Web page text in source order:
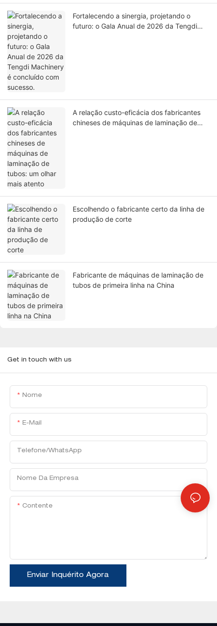
Fortalecendo a sinergia, projetando o
futuro: o Gala Anual de 2026 da Tengdi
A relação custo-eficácia dos fabricantes
chineses de máquinas de laminação de
Escolhendo o fabricante certo da linha de
produção de corte
Fabricante de máquinas de laminação de
tubos de primeira linha na China
Get in touch with us
Nome
E-Mail
Telefone/WhatsApp
Nome Da Empresa
Contente
Enviar Inquérito Agora